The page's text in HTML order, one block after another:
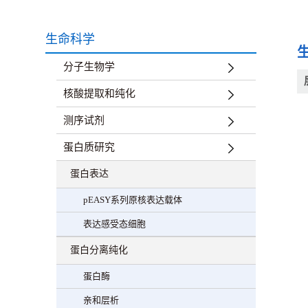
生命科学
分子生物学
核酸提取和纯化
测序试剂
蛋白质研究
蛋白表达
pEASY系列原核表达载体
表达感受态细胞
蛋白分离纯化
蛋白酶
亲和层析